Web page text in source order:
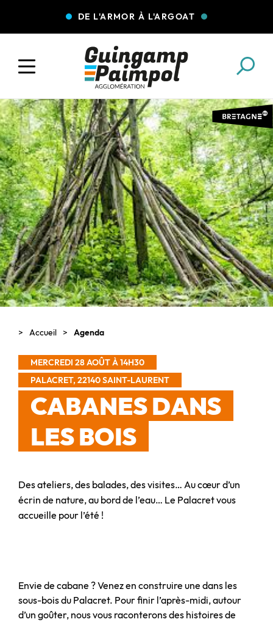
DE L'ARMOR À L'ARGOAT
COLLECTE DES DÉCHETS EAU ET ASSAINISSEMENT
ENFANCE JEUNESSE L'AGGLO' RECRUTE
ASSOCIATIONS PISCINES
Accueil Agenda
MERCREDI 28 AOÛT À 14H30
PALACRET, 22140 SAINT-LAURENT
CABANES DANS
LES BOIS
Des ateliers, des balades, des visites… Au cœur d’un
écrin de nature, au bord de l’eau… Le Palacret vous
accueille pour l’été !
Envie de cabane ? Venez en construire une dans les
sous-bois du Palacret. Pour finir l’après-midi, autour
d’un goûter, nous vous raconterons des histoires de